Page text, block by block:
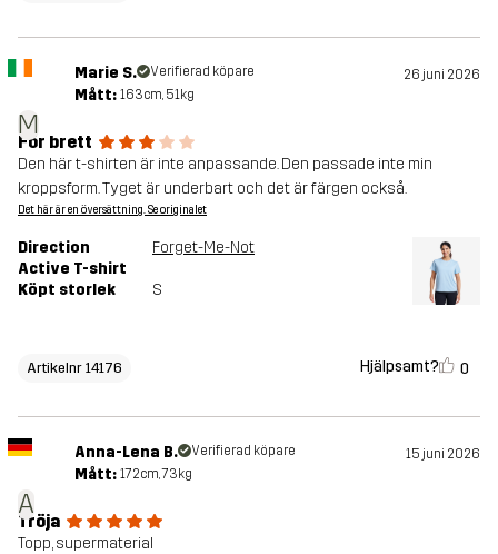
M
Marie S. Verifierad köpare 26 juni 2026
Mått: 163cm, 51kg
För brett
Den här t-shirten är inte anpassande. Den passade inte min
kroppsform. Tyget är underbart och det är färgen också.
Det här är en översättning. Se originalet
Direction
Active T-shirt
Forget-Me-Not
Köpt storlek S
Artikelnr 14176 Hjälpsamt? 0
A
Anna-Lena B. Verifierad köpare 15 juni 2026
Mått: 172cm, 73kg
Tröja
Topp, supermaterial